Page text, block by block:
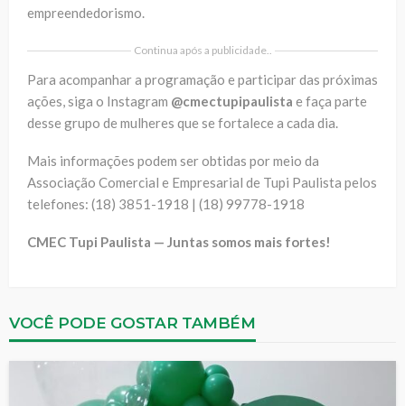
empreendedorismo.
Continua após a publicidade..
Para acompanhar a programação e participar das próximas
ações, siga o Instagram @cmectupipaulista e faça parte
desse grupo de mulheres que se fortalece a cada dia.
Mais informações podem ser obtidas por meio da
Associação Comercial e Empresarial de Tupi Paulista pelos
telefones: (18) 3851-1918 | (18) 99778-1918
CMEC Tupi Paulista — Juntas somos mais fortes!
VOCÊ PODE GOSTAR TAMBÉM